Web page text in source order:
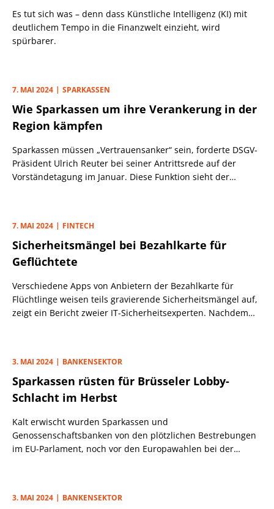
Es tut sich was – denn dass Künstliche Intelligenz (KI) mit
deutlichem Tempo in die Finanzwelt einzieht, wird
spürbarer.
7. MAI 2024 SPARKASSEN
Wie Sparkassen um ihre Verankerung in der
Region kämpfen
Sparkassen müssen „Vertrauensanker“ sein, forderte DSGV-
Präsident Ulrich Reuter bei seiner Antrittsrede auf der
Vorständetagung im Januar. Diese Funktion sieht der
7. MAI 2024 FINTECH
Sicherheitsmängel bei Bezahlkarte für
Geflüchtete
Verschiedene Apps von Anbietern der Bezahlkarte für
Flüchtlinge weisen teils gravierende Sicherheitsmängel auf,
zeigt ein Bericht zweier IT-Sicherheitsexperten. Nachdem
Givve oder Paycenter, die sich überraschend gegen die
Payment-Tochter der Sparkasse durchgesetzt hatten, gingen
schnell mit Pilotversuchen in ausgewählten Landkreisen
3. MAI 2024 BANKENSEKTOR
Sparkassen rüsten für Brüsseler Lobby-
Schlacht im Herbst
Kalt erwischt wurden Sparkassen und
Genossenschaftsbanken von den plötzlichen Bestrebungen
im EU-Parlament, noch vor den Europawahlen bei der
3. MAI 2024 BANKENSEKTOR